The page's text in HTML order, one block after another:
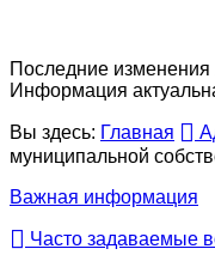
Последние
Информация
Вы здесь: Главная
муниципальной
Важная информация
Часто задаваемые